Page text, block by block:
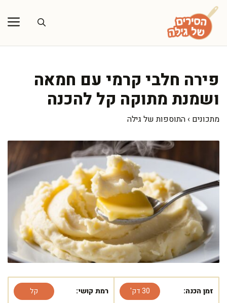
לדלג
לתוכן
פירה חלבי קרמי עם חמאה
ושמנת מתוקה קל להכנה
מתכונים › התוספות של גילה
זמן הכנה: 30 דק' רמת קושי: קל